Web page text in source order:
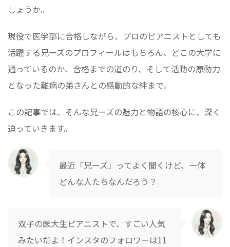
しょうか。
現役で医学部に合格しながら、プロのピアニストとしても
活躍する兄ーズのプロフィールはもちろん、どこの大学に
通っているのか、合格までの道のり、そして活動の原動力
となった難病の弟さんとの感動的な絆まで。
この記事では、そんな兄ーズの魅力と物語の核心に、深く
迫っていきます。
最近「兄ーズ」ってよく聞くけど、一体
どんな人たちなんだろう？
双子の医大生ピアニストで、すごい人気
みたいだよ！インスタのフォロワーは11